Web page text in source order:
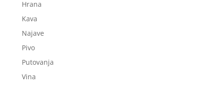
Hrana
Kava
Najave
Pivo
Putovanja
Vina